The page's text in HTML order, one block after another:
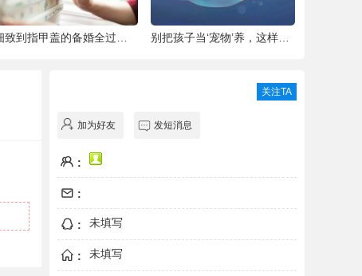
细致到指甲盖的备婚全过程，这位“挑剔”新 别把孩子当‘宠物’养，这样会毁掉Ta一生！
关注TA
加为好友 发短消息
:
:
: 未填写
: 未填写